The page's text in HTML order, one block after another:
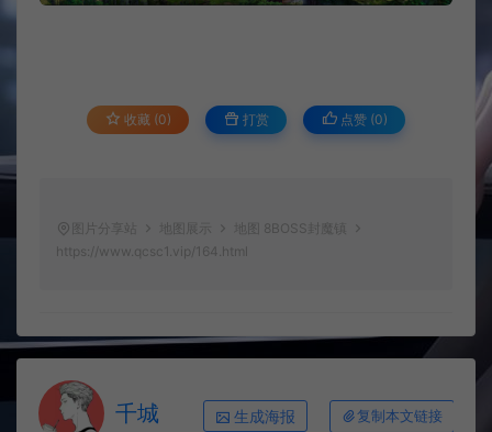
收藏 (0) 打赏 点赞 (0)
图片分享站 地图展示
地图 8BOSS封魔镇
https://www.qcsc1.vip/164.html
千城 生成海报 复制本文链接